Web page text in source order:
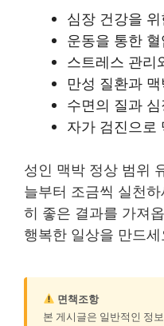
심장 건강을
운동을 통한
스트레스 관리
만성 질환과
수면의 질과
자가 검진으로
성인 맥박 정상 범위
늘부터 조금씩 실천
히 좋은 결과를 가져
행복한 일상을 만드세
면책조항
본 게시글은 일반적인 정